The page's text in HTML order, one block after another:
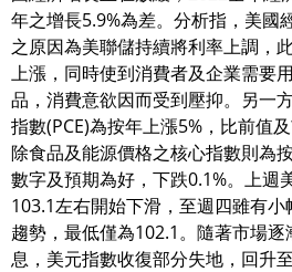
年之增長5.9%為差。分析指，美國
之原因為美聯儲持續將利率上調，
上漲，同時使到消費者及企業需要
品，消費意欲因而受到壓抑。另一
指數(PCE)為按年上漲5%，比前值
除食品及能源價格之核心指數則為
數字及預期為好，下跌0.1%。上週
103.1左右開始下滑，至週四雖有
趨勢，最低僅為102.1。隨著市場
息，美元指數收復部分失地，回升至